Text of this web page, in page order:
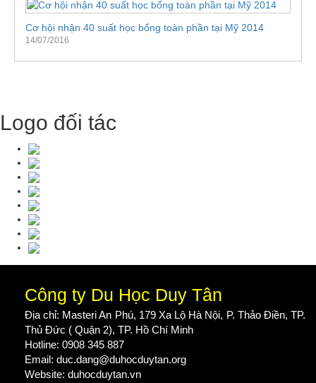
Cơ hội nhận 40 suất học bổng toàn phần tại Mỹ 2014
14/07/2016
Logo đối tác
Công ty Du Học Duy Tân
Địa chỉ: Masteri An Phú, 179 Xa Lộ Hà Nội, P. Thảo Điền, TP.
Thủ Đức ( Quận 2), TP. Hồ Chí Minh
Hotline: 0908 345 887
Email: duc.dang@duhocduytan.org
Website: duhocduytan.vn